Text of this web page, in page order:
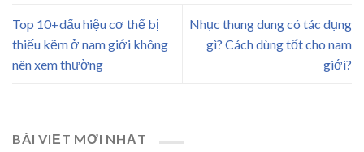
Top 10+dấu hiệu cơ thể bị
thiếu kẽm ở nam giới không
nên xem thường
Nhục thung dung có tác dụng
gì? Cách dùng tốt cho nam
giới?
BÀI VIẾT MỚI NHẤT